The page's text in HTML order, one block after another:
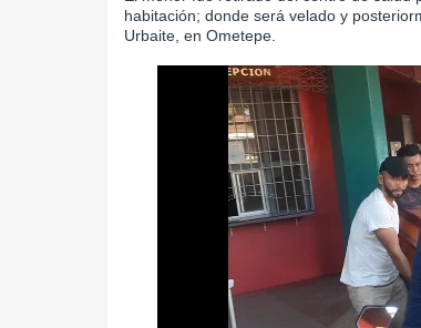
habitación; donde será velado y
Urbaite, en Ometepe.